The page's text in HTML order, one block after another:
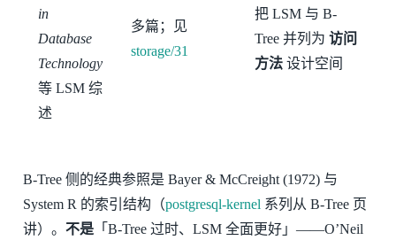
in
Database
Technology
等 LSM 综
述
多篇；见
storage/31
把 LSM 与 B-
Tree 并列为 访问
方法设计空间
B-Tree 侧的经典参照是 Bayer & McCreight (1972) 与
System R 的索引结构（postgresql-kernel系列从 B-Tree 页
讲）。 不是「B-Tree 过时、LSM 全面更好」——O’Neil